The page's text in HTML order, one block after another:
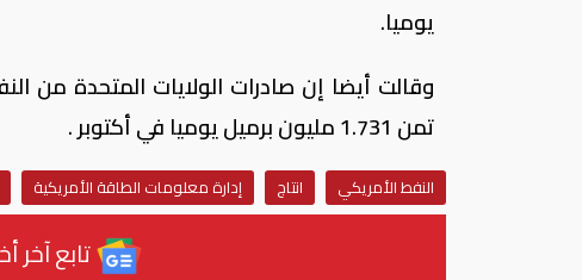
يوميا.
تمن 1.731 مليون برميل يوميا في أكتوبر .
النفط الأمريكي انتاج إدارة معلومات الطاقة الأمريكية
تابع آخر